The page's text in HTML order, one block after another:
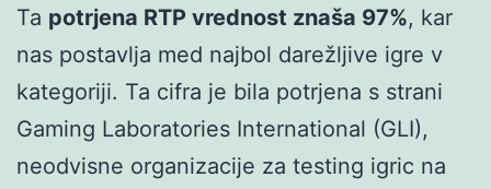
Ta potrjena RTP vrednost znaša 97%, kar
nas postavlja med najbol darežljive igre v
kategoriji. Ta cifra je bila potrjena s strani
Gaming Laboratories International (GLI),
neodvisne organizacije za testing igric na